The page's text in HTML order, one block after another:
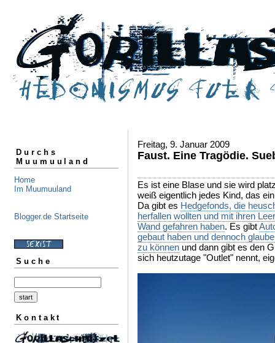
Durchs
Muumuuland
Home
Im Muumuuland
Blogger.de Startseite
Suche
Kontakt
Freitag, 9. Januar 2009
Faust. Eine Tragödie.
Es ist eine Blase und sie wird
weiß eigentlich jedes Kind, das
Da gibt es Hedgefonds, die
herfallen wollten und mit ihren
Wand gefahren haben. Es gibt
gebaut haben und dennoch
zu können und dann gibt es den
sich heutzutage "Outlet" nennt,